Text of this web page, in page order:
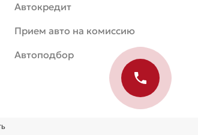
Автокредит
Прием авто на комиссию
Автоподбор